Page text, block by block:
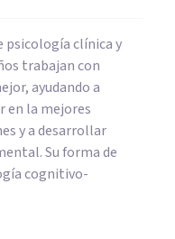
psicología clínica y
trabajan con
ayudando a
en la mejores
y a desarrollar
Su forma de
cognitivo-